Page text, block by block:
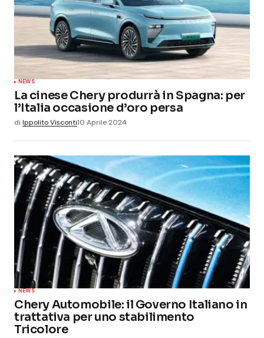
NEWS
La cinese Chery produrrà in Spagna: per
l’Italia occasione d’oro persa
di Ippolito Visconti10 Aprile 2024
NEWS
Chery Automobile: il Governo Italiano in
trattativa per uno stabilimento
Tricolore